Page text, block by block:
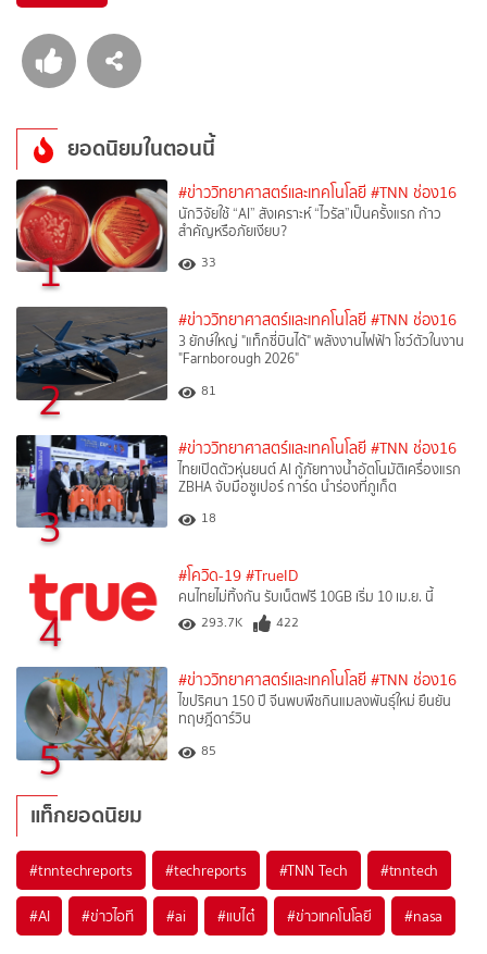
ยอดนิยมในตอนนี้
1
#ข่าววิทยาศาสตร์และเทคโนโลยี #TNN ช่อง16
นักวิจัยใช้ “AI” สังเคราะห์ “ไวรัส”เป็นครั้งแรก ก้าว
สำคัญหรือภัยเงียบ?
33
2
#ข่าววิทยาศาสตร์และเทคโนโลยี #TNN ช่อง16
3 ยักษ์ใหญ่ "แท็กซี่บินได้" พลังงานไฟฟ้า โชว์ตัวในงาน
"Farnborough 2026"
81
3
#ข่าววิทยาศาสตร์และเทคโนโลยี #TNN ช่อง16
ไทยเปิดตัวหุ่นยนต์ AI กู้ภัยทางน้ำอัตโนมัติเครื่องแรก
ZBHA จับมือซูเปอร์ การ์ด นำร่องที่ภูเก็ต
18
4
#โควิด-19 #TrueID
คนไทยไม่ทิ้งกัน รับเน็ตฟรี 10GB เริ่ม 10 เม.ย. นี้
293.7K 422
5
#ข่าววิทยาศาสตร์และเทคโนโลยี #TNN ช่อง16
ไขปริศนา 150 ปี จีนพบพืชกินแมลงพันธุ์ใหม่ ยืนยัน
ทฤษฎีดาร์วิน
85
แท็กยอดนิยม
#tnntechreports #techreports #TNN Tech #tnntech
#AI #ข่าวไอที #ai #แบไต๋ #ข่าวเทคโนโลยี #nasa